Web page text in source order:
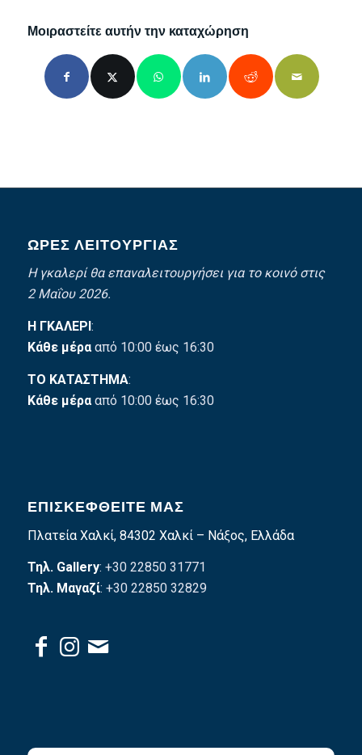
Μοιραστείτε αυτήν την καταχώρηση
ΩΡΕΣ ΛΕΙΤΟΥΡΓΙΑΣ
Η γκαλερί θα επαναλειτουργήσει για το κοινό στις
2 Μαΐου 2026.
Η ΓΚΑΛΕΡΙ:
Κάθε μέρααπό 10:00 έως 16:30
ΤΟ ΚΑΤΑΣΤΗΜΑ:
Κάθε μέρααπό 10:00 έως 16:30
ΕΠΙΣΚΕΦΘΕΊΤΕ ΜΑΣ
Πλατεία Χαλκί, 84302 Χαλκί – Νάξος, Ελλάδα
Τηλ. Gallery: +30 22850 31771
Τηλ. Μαγαζί: +30 22850 32829